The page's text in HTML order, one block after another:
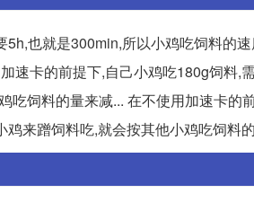
也就是300min,所以小鸡吃饲料的
速卡的前提下,自己小鸡吃180g饲料,
饲料的量来减... 在不使用加速卡的
来蹭饲料吃,就会按其他小鸡吃饲料